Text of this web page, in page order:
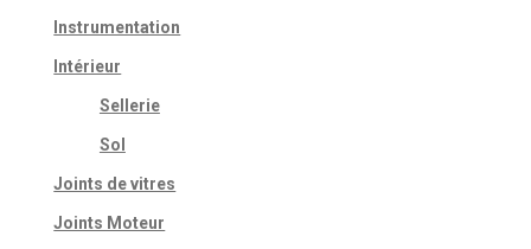
Instrumentation
Intérieur
Sellerie
Sol
Joints de vitres
Joints Moteur